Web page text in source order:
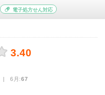
電子処方せん対応
3.40
| 6月:67